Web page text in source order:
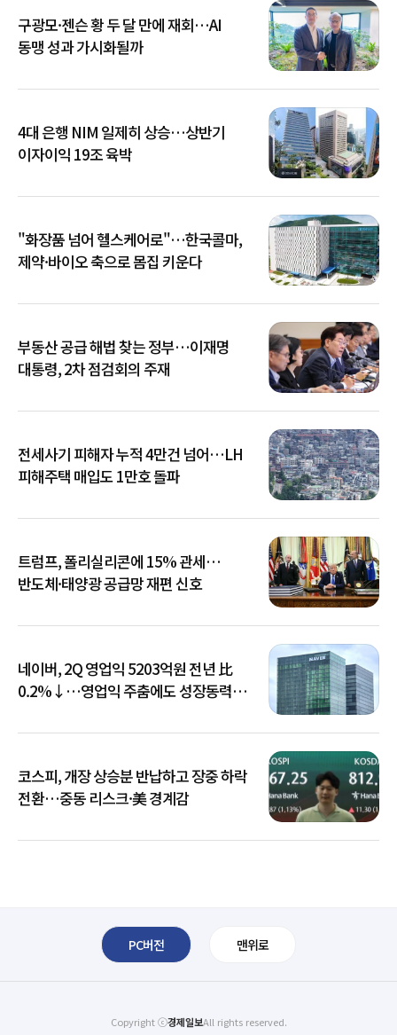
구광모·젠슨 황 두 달 만에 재회…AI
동맹 성과 가시화될까
4대 은행 NIM 일제히 상승…상반기
이자이익 19조 육박
"화장품 넘어 헬스케어로"…한국콜마,
제약·바이오 축으로 몸집 키운다
부동산 공급 해법 찾는 정부…이재명
대통령, 2차 점검회의 주재
전세사기 피해자 누적 4만건 넘어…LH
피해주택 매입도 1만호 돌파
트럼프, 폴리실리콘에 15% 관세…
반도체·태양광 공급망 재편 신호
네이버, 2Q 영업익 5203억원 전년 比
0.2%↓…영업익 주춤에도 성장동력
코스피, 개장 상승분 반납하고 장중 하락
전환…중동 리스크·美 경계감
PC버전 맨위로
Copyright ⓒ경제일보All rights reserved.